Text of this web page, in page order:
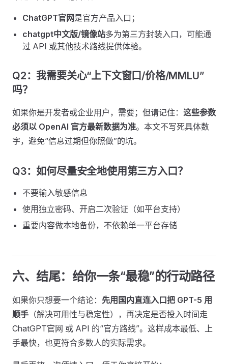
ChatGPT官网是官方产品入口；
chatgpt中文版/镜像站多为第三方封装入口，可能通
过 API 或其他技术路线提供体验。
Q2：我需要关心“上下文窗口/价格/MMLU”
吗？
如果你是开发者或企业用户，需要；但请记住： 这些参数
必须以 OpenAI 官方最新数据为准。本文不写死具体数
字，避免“信息过期但你照做”的坑。
Q3：如何尽量安全地使用第三方入口？
不要输入敏感信息
使用独立密码、开启二次验证（如平台支持）
重要内容做本地备份，不依赖单一平台存储
六、结尾：给你一条“最稳”的行动路径
如果你只想要一个结论： 先用国内直连入口把 GPT-5 用
顺手 （解决可用性与稳定性），再决定是否投入时间走
ChatGPT官网 或 API 的“官方路线”。这样成本最低、上
手最快，也更符合多数人的实际需求。